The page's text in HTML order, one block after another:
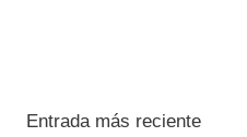
Entrada más reciente